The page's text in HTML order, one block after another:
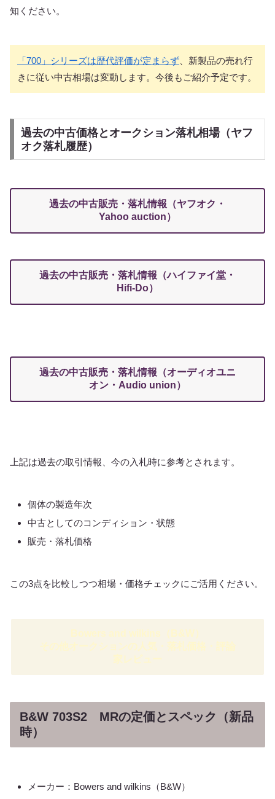
知ください。
「700」シリーズは歴代評価が定まらず 、新製品の売れ行
きに従い中古相場は変動します。今後もご紹介予定です。
過去の中古価格とオークション落札相場（ヤフ
オク落札履歴）
過去の中古販売・落札情報（ヤフオク・
Yahoo auction）
過去の中古販売・落札情報（ハイファイ堂・
Hifi-Do）
過去の中古販売・落札情報（オーディオユニ
オン・Audio union）
上記は過去の取引情報、今の入札時に参考とされます。
個体の製造年次
中古としてのコンディション・状態
販売・落札価格
この3点を比較しつつ相場・価格チェックにご活用ください。
Bowers and wilkins（B&W）
その他オークションの人気・落札価格・評論
家レビュー
B&W 703S2 MRの定価とスペック（新品
時）
メーカー：Bowers and wilkins（B&W）